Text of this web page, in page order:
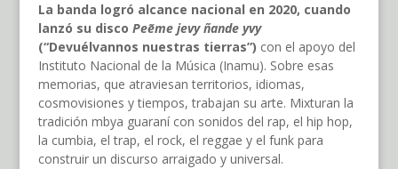
La banda logró alcance nacional en 2020, cuando
lanzó su disco Peẽme jevy ñande yvy
(“Devuélvannos nuestras tierras”) con el apoyo del
Instituto Nacional de la Música (Inamu). Sobre esas
memorias, que atraviesan territorios, idiomas,
cosmovisiones y tiempos, trabajan su arte. Mixturan la
tradición mbya guaraní con sonidos del rap, el hip hop,
la cumbia, el trap, el rock, el reggae y el funk para
construir un discurso arraigado y universal.